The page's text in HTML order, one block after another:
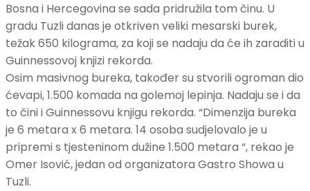
Bosna i Hercegovina se sada pridružila tom činu. U
gradu Tuzli danas je otkriven veliki mesarski burek,
težak 650 kilograma, za koji se nadaju da će ih zaraditi u
Guinnessovoj knjizi rekorda.
Osim masivnog bureka, također su stvorili ogroman dio
ćevapi, 1.500 komada na golemoj lepinja. Nadaju se i da
to čini i Guinnessovu knjigu rekorda. “Dimenzija bureka
je 6 metara x 6 metara. 14 osoba sudjelovalo je u
pripremi s tjesteninom dužine 1.500 metara “, rekao je
Omer Isović, jedan od organizatora Gastro Showa u
Tuzli.